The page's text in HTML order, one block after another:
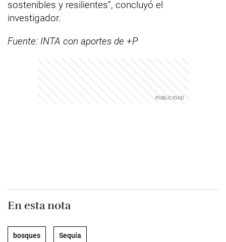
sostenibles y resilientes”, concluyó el
investigador.
Fuente: INTA con aportes de +P
En esta nota
bosques Sequía